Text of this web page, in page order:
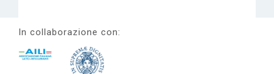
In collaborazione con: